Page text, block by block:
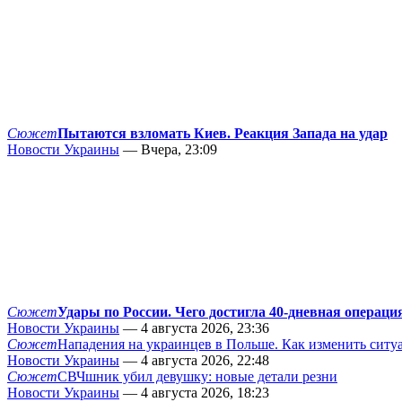
СюжетПытаются взломать Киев. Реакция Запада на удар
Новости Украины — Вчера, 23:09
СюжетУдары по России. Чего достигла 40-дневная
Новости Украины — 4 августа 2026, 23:36
СюжетНападения на украинцев в Польше. Как изменить
Новости Украины — 4 августа 2026, 22:48
СюжетСВЧшник убил девушку: новые детали резни
Новости Украины — 4 августа 2026, 18:23